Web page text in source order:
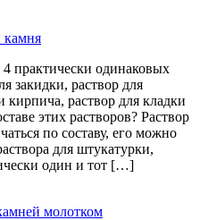
камня
практически одинаковых
закидки, раствор для
кирпича, раствор для кладки
этих растворов? Раствор
по составу, его можно
для штукатурки,
один и тот […]
молотком